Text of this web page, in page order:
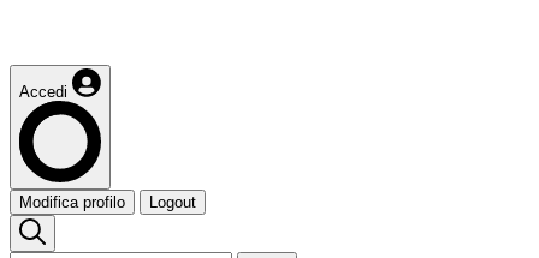
Accedi
Modifica profilo Logout